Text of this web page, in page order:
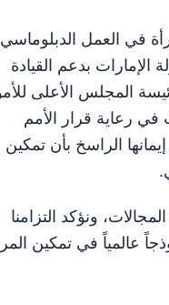
في العمل الدبلوماسي
بدعم القيادة
المجلس الأعلى
في رعاية قرار الأمم
الراسخ بأن تمكين
ونؤكد التزامنا
دولة الإمارات نموذجاً عالمياً في تمكين